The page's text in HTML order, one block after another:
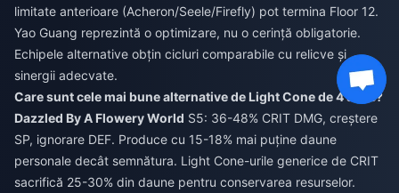
limitate anterioare (Acheron/Seele/Firefly) pot termina Floor 12.
Yao Guang reprezintă o optimizare, nu o cerință obligatorie.
Echipele alternative obțin cicluri comparabile cu relicve și
sinergii adecvate.
Care sunt cele mai bune alternative de Light Cone de 4 stele?
Dazzled By A Flowery World S5: 36-48% CRIT DMG, creștere
SP, ignorare DEF. Produce cu 15-18% mai puține daune
personale decât semnătura. Light Cone-urile generice de CRIT
sacrifică 25-30% din daune pentru conservarea resurselor.